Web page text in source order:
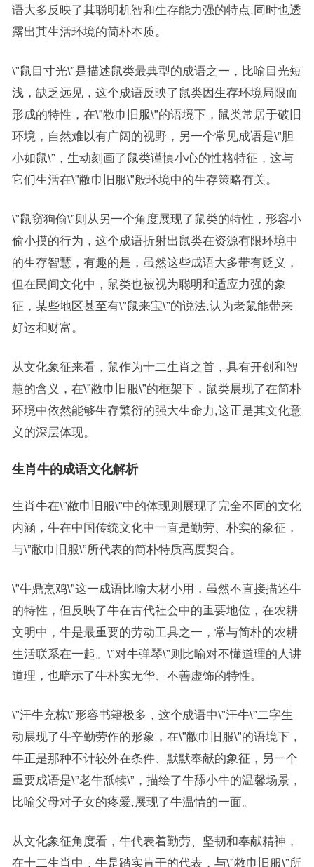
语大多反映了其聪明机智和生存能力强的特点,同时也透
露出其生活环境的简朴本质。
\”鼠目寸光\”是描述鼠类最典型的成语之一，比喻目光短
浅，缺乏远见，这个成语反映了鼠类因生存环境局限而
形成的特性，在\”敝巾旧服\”的语境下，鼠类常居于破旧
环境，自然难以有广阔的视野，另一个常见成语是\”胆
小如鼠\”，生动刻画了鼠类谨慎小心的性格特征，这与
它们生活在\”敝巾旧服\”般环境中的生存策略有关。
\”鼠窃狗偷\”则从另一个角度展现了鼠类的特性，形容小
偷小摸的行为，这个成语折射出鼠类在资源有限环境中
的生存智慧，有趣的是，虽然这些成语大多带有贬义，
但在民间文化中，鼠类也被视为聪明和适应力强的象
征，某些地区甚至有\”鼠来宝\”的说法,认为老鼠能带来
好运和财富。
从文化象征来看，鼠作为十二生肖之首，具有开创和智
慧的含义，在\”敝巾旧服\”的框架下，鼠类展现了在简朴
环境中依然能够生存繁衍的强大生命力,这正是其文化意
义的深层体现。
生肖牛的成语文化解析
生肖牛在\”敝巾旧服\”中的体现则展现了完全不同的文化
内涵，牛在中国传统文化中一直是勤劳、朴实的象征，
与\”敝巾旧服\”所代表的简朴特质高度契合。
\”牛鼎烹鸡\”这一成语比喻大材小用，虽然不直接描述牛
的特性，但反映了牛在古代社会中的重要地位，在农耕
文明中，牛是最重要的劳动工具之一，常与简朴的农耕
生活联系在一起。\”对牛弹琴\”则比喻对不懂道理的人讲
道理，也暗示了牛朴实无华、不善虚饰的特性。
\”汗牛充栋\”形容书籍极多，这个成语中\”汗牛\”二字生
动展现了牛辛勤劳作的形象，在\”敝巾旧服\”的语境下，
牛正是那种不计较外在条件、默默奉献的象征，另一个
重要成语是\”老牛舐犊\”，描绘了牛舔小牛的温馨场景，
比喻父母对子女的疼爱,展现了牛温情的一面。
从文化象征角度看，牛代表着勤劳、坚韧和奉献精神，
在十二生肖中，牛是踏实肯干的代表，与\”敝巾旧服\”所